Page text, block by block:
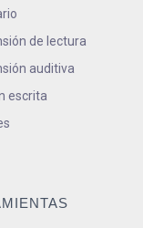
de lectura
auditiva
escrita